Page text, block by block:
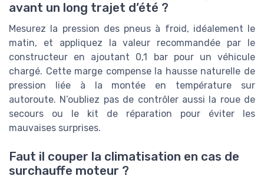
avant un long trajet d’été ?
Mesurez la pression des pneus à froid, idéalement le
matin, et appliquez la valeur recommandée par le
constructeur en ajoutant 0,1 bar pour un véhicule
chargé. Cette marge compense la hausse naturelle de
pression liée à la montée en température sur
autoroute. N’oubliez pas de contrôler aussi la roue de
secours ou le kit de réparation pour éviter les
mauvaises surprises.
Faut il couper la climatisation en cas de
surchauffe moteur ?